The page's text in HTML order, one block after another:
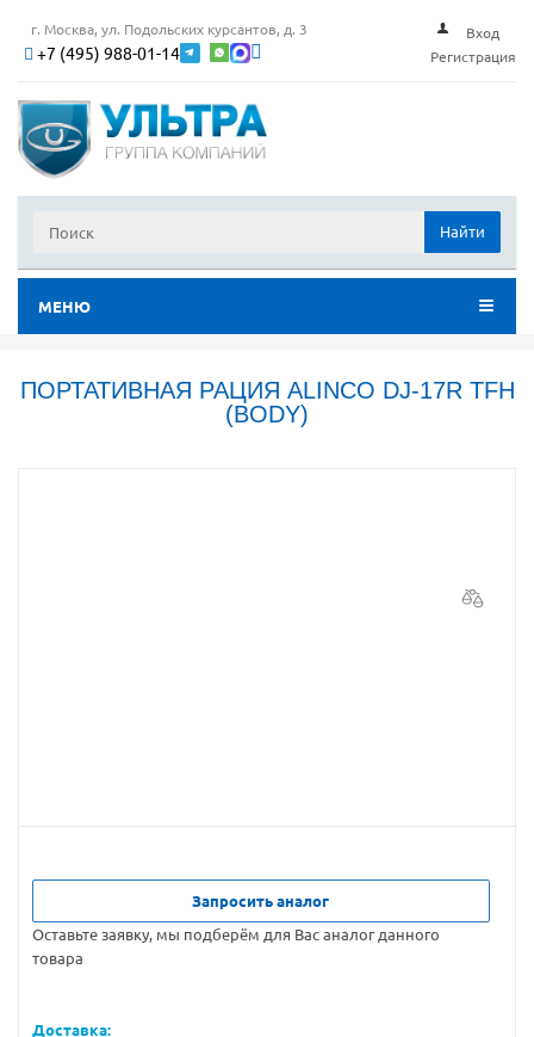
г. Москва, ул. Подольских курсантов, д. 3
+7 (495) 988-01-14
Вход
Регистрация
Найти
МЕНЮ
ПОРТАТИВНАЯ РАЦИЯ ALINCO DJ-17R TFH
(BODY)
Запросить аналог
Оставьте заявку, мы подберём для Вас аналог данного
товара
Доставка: